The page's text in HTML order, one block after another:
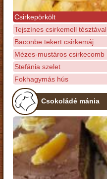
Csirkepörkölt
Tejszínes csirkemell tésztával
Baconbe tekert csirkemáj
Mézes-mustáros csirkecomb
Stefánia szelet
Fokhagymás hús
Csokoládé mánia